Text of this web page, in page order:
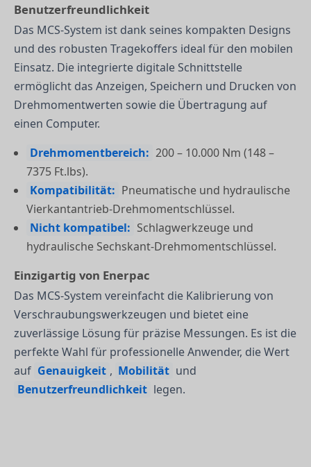
Benutzerfreundlichkeit
Das MCS-System ist dank seines kompakten Designs
und des robusten Tragekoffers ideal für den mobilen
Einsatz. Die integrierte digitale Schnittstelle
ermöglicht das Anzeigen, Speichern und Drucken von
Drehmomentwerten sowie die Übertragung auf
einen Computer.
Drehmomentbereich: 200 – 10.000 Nm (148 –
7375 Ft.lbs).
Kompatibilität: Pneumatische und hydraulische
Vierkantantrieb-Drehmomentschlüssel.
Nicht kompatibel: Schlagwerkzeuge und
hydraulische Sechskant-Drehmomentschlüssel.
Einzigartig von Enerpac
Das MCS-System vereinfacht die Kalibrierung von
Verschraubungswerkzeugen und bietet eine
zuverlässige Lösung für präzise Messungen. Es ist die
perfekte Wahl für professionelle Anwender, die Wert
auf Genauigkeit , Mobilität und
Benutzerfreundlichkeit legen.